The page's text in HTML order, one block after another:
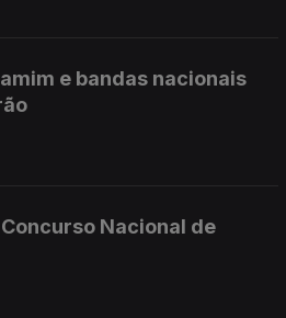
e bandas nacionais
Nacional de